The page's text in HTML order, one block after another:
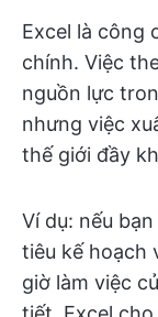
Excel là công
chính. Việc
nguồn lực
nhưng việc
thế giới đầy
Ví dụ: nếu
tiêu kế hoạch
giờ làm việc